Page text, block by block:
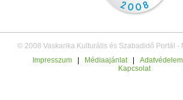
© 2008 Vaskarika Kulturális és Szabadidő Portál -
Impresszum
Médiaajánlat Adatvédelem
Kapcsolat